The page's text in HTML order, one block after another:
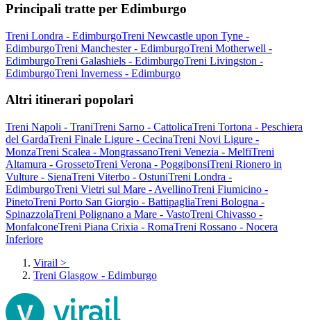
Principali tratte per Edimburgo
Treni Londra - EdimburgoTreni Newcastle upon Tyne -
EdimburgoTreni Manchester - EdimburgoTreni Motherwell -
EdimburgoTreni Galashiels - EdimburgoTreni Livingston -
EdimburgoTreni Inverness - Edimburgo
Altri itinerari popolari
Treni Napoli - TraniTreni Sarno - CattolicaTreni Tortona - Peschiera
del GardaTreni Finale Ligure - CecinaTreni Novi Ligure -
MonzaTreni Scalea - MongrassanoTreni Venezia - MelfiTreni
Altamura - GrossetoTreni Verona - PoggibonsiTreni Rionero in
Vulture - SienaTreni Viterbo - OstuniTreni Londra -
EdimburgoTreni Vietri sul Mare - AvellinoTreni Fiumicino -
PinetoTreni Porto San Giorgio - BattipagliaTreni Bologna -
SpinazzolaTreni Polignano a Mare - VastoTreni Chivasso -
MonfalconeTreni Piana Crixia - RomaTreni Rossano - Nocera
Inferiore
Virail >
Treni Glasgow - Edimburgo